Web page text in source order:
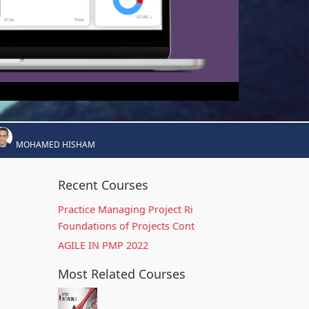
MOHAMED HISHAM
Recent Courses
Practice Managing Project Ri
Foundations of Projects Cont
AGILE IN PMP 2022
Most Related Courses